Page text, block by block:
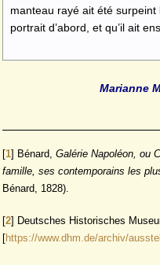
manteau rayé ait été
portrait d’abord, et qu’il ait
Marianne
[1] Bénard, Galérie Napoléon, ou
famille, ses contemporains les
Bénard, 1828).
[2] Deutsches Historisches
[https://www.dhm.de/archiv/